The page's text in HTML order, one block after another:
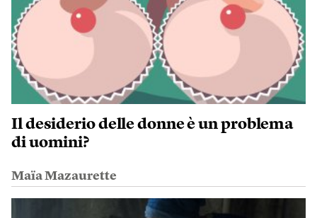
Il desiderio delle donne è un problema
di uomini?
Maïa Mazaurette